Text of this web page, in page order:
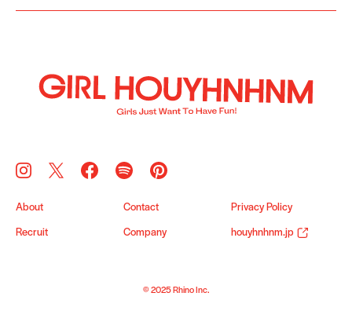
About Contact Privacy Policy
Recruit Company houyhnhnm.jp
© 2025 Rhino Inc.